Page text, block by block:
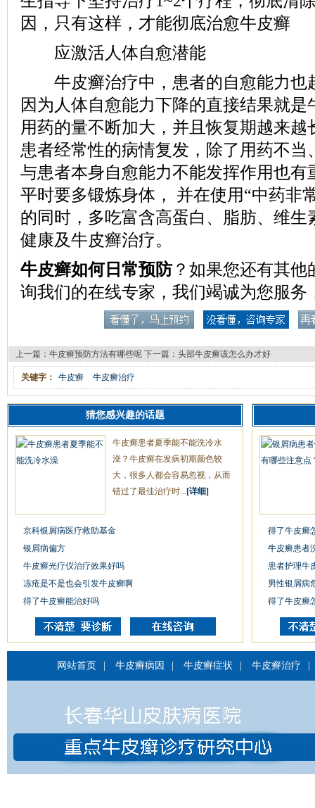
因，只有这样，才能彻底治愈牛皮癣
应激活人体自愈潜能
牛皮癣治疗中，患者的自愈能力也
因为人体自愈能力下降的直接结果就是
用药的量不断加大，并且恢复期越来越
患者经常性的病情复发，除了用药不当
与患者本身自愈能力不能发挥作用也有
平时要多锻炼身体， 并在使用“中药非
的同时，多吃富含高蛋白、脂肪、维生
健康及牛皮癣治疗。
牛皮癣如何日常预防？如果您还有其他
询我们的在线专家，我们竭诚为您服务
上一篇： 牛皮癣预防方法有哪些呢 下一篇： 头部牛皮癣该怎么办才好
关键字： 牛皮癣 牛皮癣治疗
猜您感兴趣的话题
牛皮癣患者夏季能不能洗冷水
澡？牛皮癣在发病初期颜色较
大，很多人都会容易忽视，从而
错过了最佳治疗时... [详细]
京科银屑病医疗救助基金
银屑病偏方
牛皮癣光疗仪治疗效果好吗
冻疮是不是也会引发牛皮癣啊
得了牛皮癣能治好吗
得了牛皮癣
牛皮癣患者
患者护理牛
男性银屑病
得了牛皮癣
网站首页 牛皮癣病因 牛皮癣症状 牛皮癣治疗